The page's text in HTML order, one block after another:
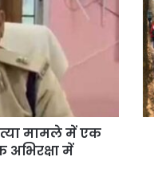
मामले में एक
अभिरक्षा में